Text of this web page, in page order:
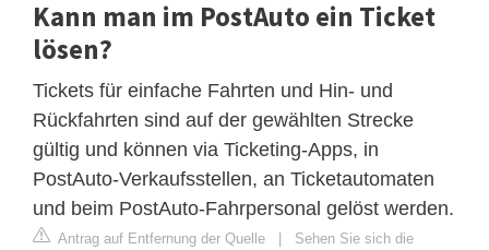
Kann man im PostAuto ein Ticket
lösen?
Tickets für einfache Fahrten und Hin- und
Rückfahrten sind auf der gewählten Strecke
gültig und können via Ticketing-Apps, in
PostAuto-Verkaufsstellen, an Ticketautomaten
und beim PostAuto-Fahrpersonal gelöst werden.
Antrag auf Entfernung der Quelle | Sehen Sie sich die